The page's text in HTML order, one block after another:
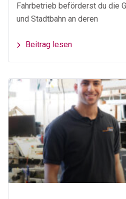
Fahrbetrieb beförderst du die
und Stadtbahn an deren
Beitrag lesen